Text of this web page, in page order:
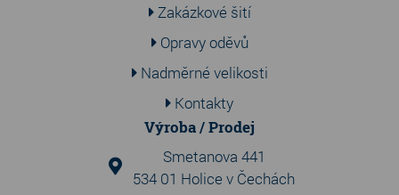
Zakázkové šití
Opravy oděvů
Nadměrné velikosti
Kontakty
Výroba / Prodej
Smetanova 441
534 01 Holice v Čechách